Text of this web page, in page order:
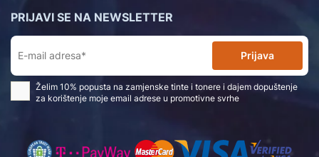
PRIJAVI SE NA NEWSLETTER
Prijava
Želim 10% popusta na zamjenske tinte i tonere i dajem dopuštenje
za korištenje moje email adrese u promotivne svrhe